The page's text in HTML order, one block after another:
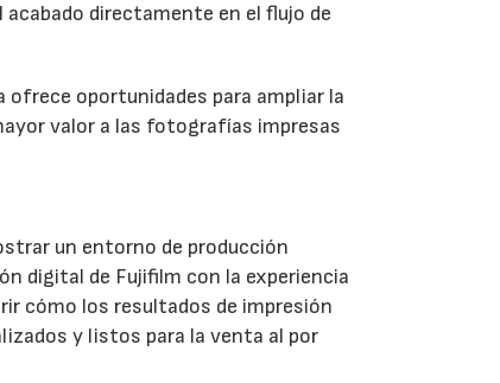
directamente en el flujo de
oportunidades para ampliar la
valor a las fotografías impresas
un entorno de producción
digital de Fujifilm con la experiencia
cómo los resultados de impresión
y listos para la venta al por